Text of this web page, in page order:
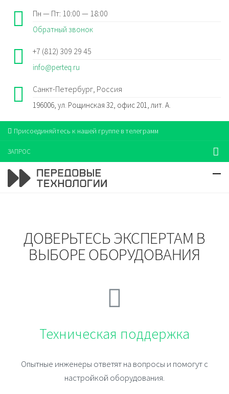
Пн — Пт: 10:00 — 18:00
Обратный звонок
+7 (812) 309 29 45
info@perteq.ru
Санкт-Петербург, Россия
196006, ул. Рощинская 32, офис 201, лит. А.
Присоединяйтесь к нашей группе в телеграмм
ЗАПРОС
Передовые технологии
ДОВЕРЬТЕСЬ ЭКСПЕРТАМ В
ВЫБОРЕ ОБОРУДОВАНИЯ
Техническая поддержка
Опытные инженеры ответят на вопросы и помогут с
настройкой оборудования.